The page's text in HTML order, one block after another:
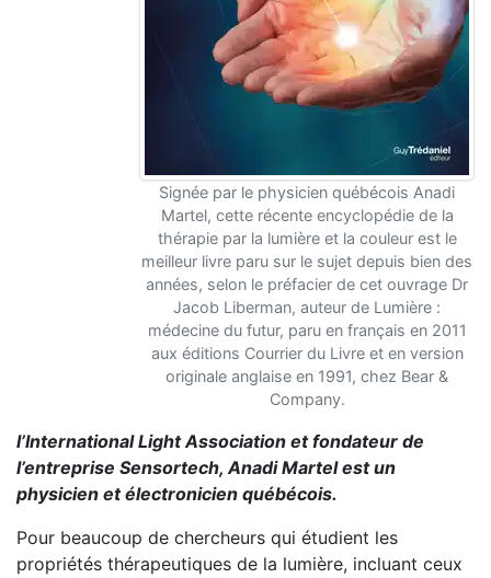
Signée par le physicien québécois Anadi
Martel, cette récente encyclopédie de la
thérapie par la lumière et la couleur est le
meilleur livre paru sur le sujet depuis bien des
années, selon le préfacier de cet ouvrage Dr
Jacob Liberman, auteur de Lumière :
médecine du futur, paru en français en 2011
aux éditions Courrier du Livre et en version
originale anglaise en 1991, chez Bear &
Company.
l’International Light Association et fondateur de
l’entreprise Sensortech, Anadi Martel est un
physicien et électronicien québécois.
Pour beaucoup de chercheurs qui étudient les
propriétés thérapeutiques de la lumière, incluant ceux